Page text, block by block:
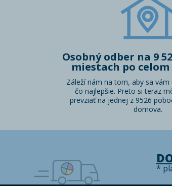
Osobný odber na 9
miestach po celom
Záleží nám na tom, aby sa vám
čo najlepšie. Preto si teraz
prevziať na jednej z 9526
domova.
*